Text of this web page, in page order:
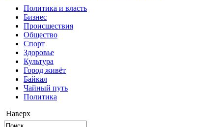
Политика и власть
Бизнес
Происшествия
Общество
Cпорт
Здоровье
Культура
Город живёт
Байкал
Чайный путь
Политика
Наверх